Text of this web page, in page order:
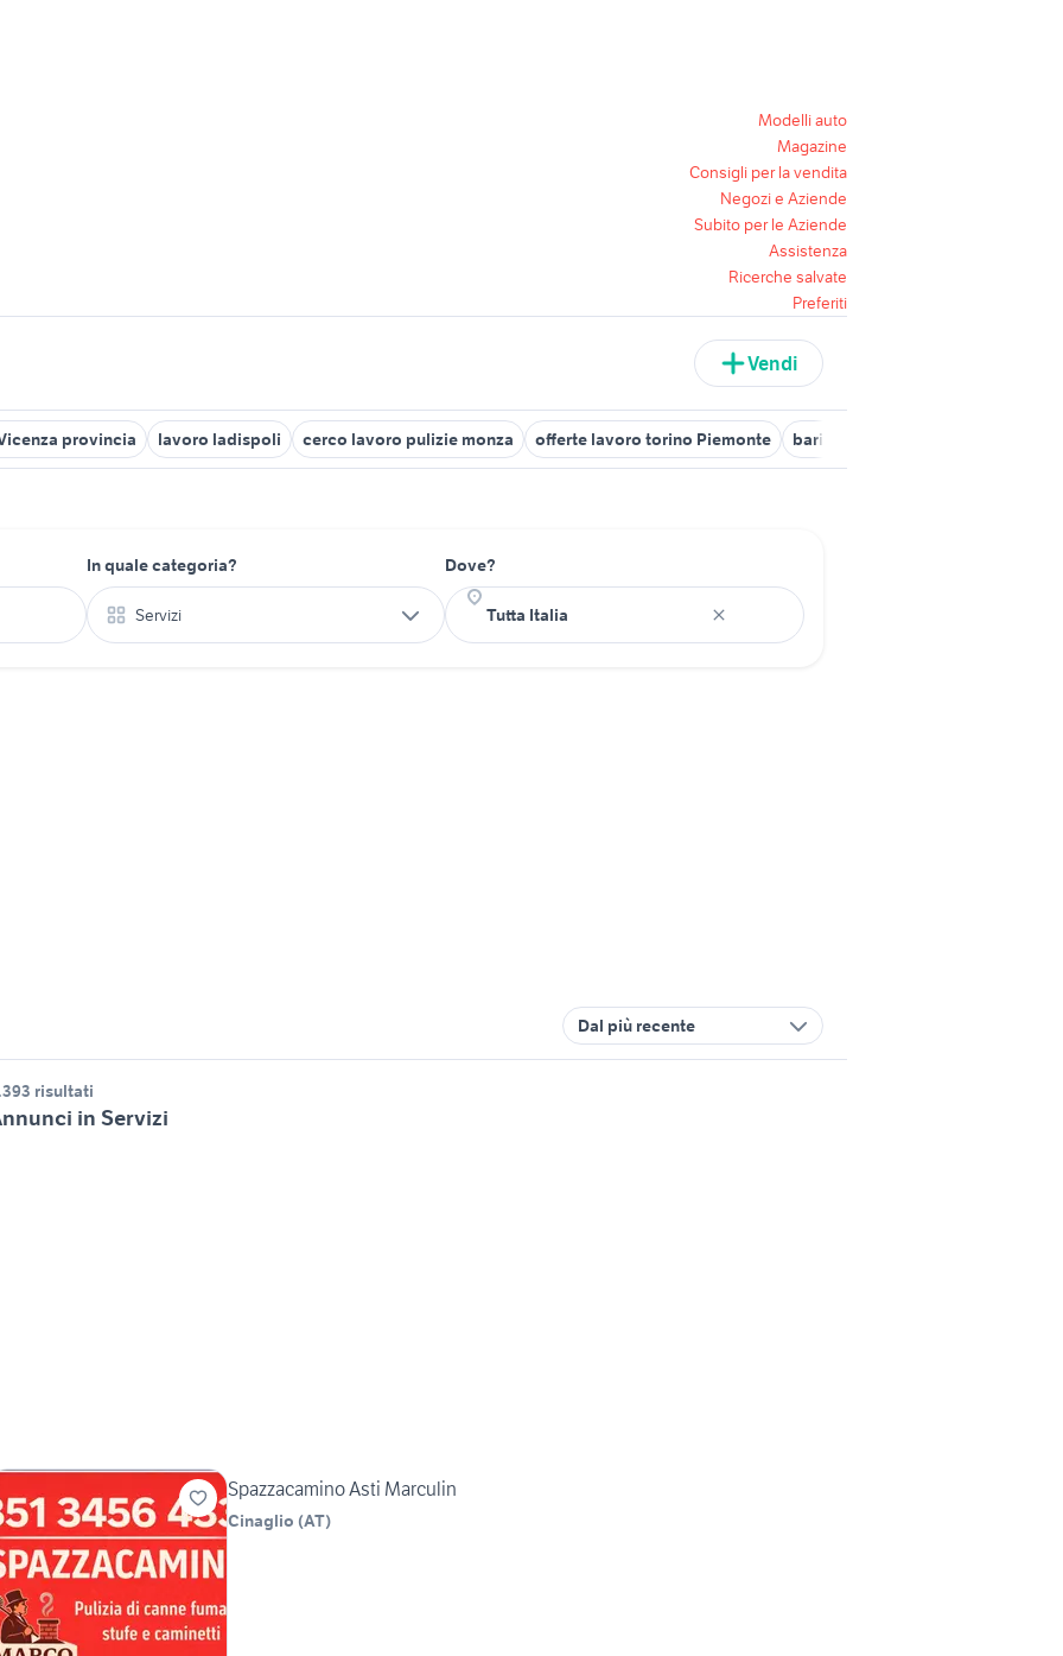
Modelli auto
Magazine
Consigli per la vendita
Negozi e Aziende
Subito per le Aziende
Assistenza
Ricerche salvate
Preferiti
Vendi
provincia lavoro ladispoli cerco lavoro pulizie monza offerte lavoro torino Piemonte barista torino
In quale categoria?
Servizi
Dove?
Dal più recente
risultati
in Servizi
Spazzacamino Asti Marculin
Cinaglio (AT)